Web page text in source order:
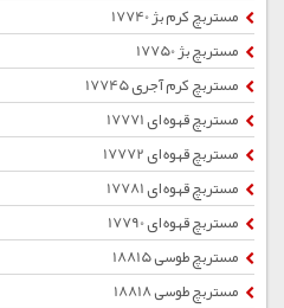
مستربچ کرم بژ 17740
مستربچ بژ 17750
مستربچ کرم آجری 17745
مستربچ قهوه ای 17771
مستربچ قهوه ای 17772
مستربچ قهوه ای 17781
مستربچ قهوه ای 17790
مستربچ طوسی 18815
مستربچ طوسی 18818